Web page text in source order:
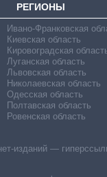
РЕГИОНЫ
Ивано-Франковская
Киевская область
Кировоградская
Луганская область
Львовская область
Николаевская область
Одесская область
Полтавская область
Ровенская область
изданий —